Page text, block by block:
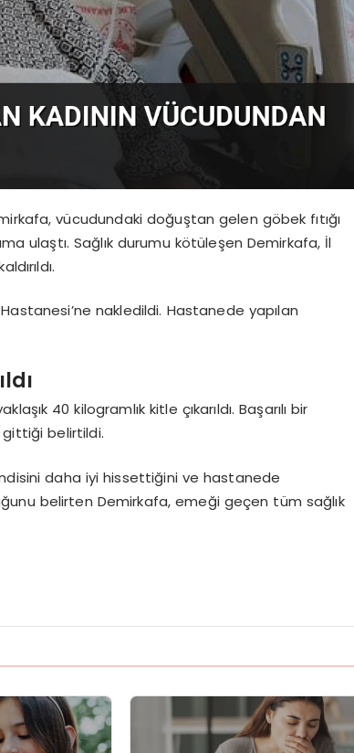
vücudundaki doğuştan gelen göbek fıtığı
ulaştı. Sağlık durumu kötüleşen Demirkafa, İl
nakledildi. Hastanede yapılan
40 kilogramlık kitle çıkarıldı. Başarılı bir
gittiği belirtildi.
daha iyi hissettiğini ve hastanede
belirten Demirkafa, emeği geçen tüm sağlık